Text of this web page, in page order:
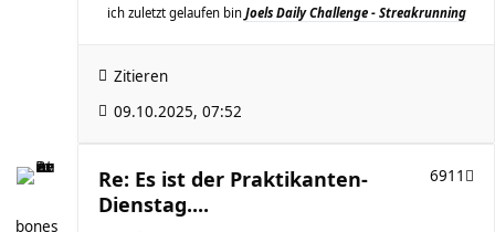
ich zuletzt gelaufen bin Joels Daily Challenge - Streakrunning
Zitieren
09.10.2025, 07:52
bones
Re: Es ist der Praktikanten-
Dienstag....
6911